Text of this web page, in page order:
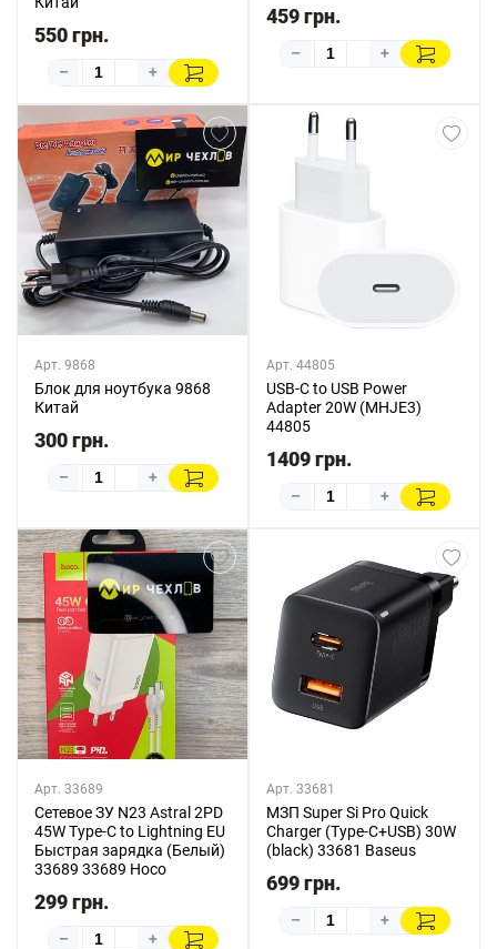
550 грн.
– +
459 грн.
– +
Арт. 9868
Блок для ноутбука 9868
Китай
300 грн.
– +
Арт. 44805
USB-C to USB Power
Adapter 20W (MHJE3)
44805
1409 грн.
– +
Арт. 33689
Сетевое ЗУ N23 Astral 2PD
45W Type-C to Lightning EU
Быстрая зарядка (Белый)
33689 33689 Hoco
299 грн.
– +
Арт. 33681
МЗП Super Si Pro Quick
Charger (Type-C+USB) 30W
(black) 33681 Baseus
699 грн.
– +